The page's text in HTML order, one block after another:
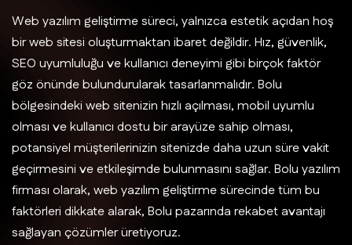
Web yazılım geliştirme süreci, yalnızca estetik açıdan hoş
bir web sitesi oluşturmaktan ibaret değildir. Hız, güvenlik,
SEO uyumluluğu ve kullanıcı deneyimi gibi birçok faktör
göz önünde bulundurularak tasarlanmalıdır. Bolu
bölgesindeki web sitenizin hızlı açılması, mobil uyumlu
olması ve kullanıcı dostu bir arayüze sahip olması,
potansiyel müşterilerinizin sitenizde daha uzun süre vakit
geçirmesini ve etkileşimde bulunmasını sağlar. Bolu yazılım
firması olarak, web yazılım geliştirme sürecinde tüm bu
faktörleri dikkate alarak, Bolu pazarında rekabet avantajı
sağlayan çözümler üretiyoruz.